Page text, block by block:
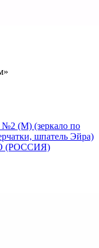
№2 (М) (зеркало по
шпатель Эйра)
(РОССИЯ)